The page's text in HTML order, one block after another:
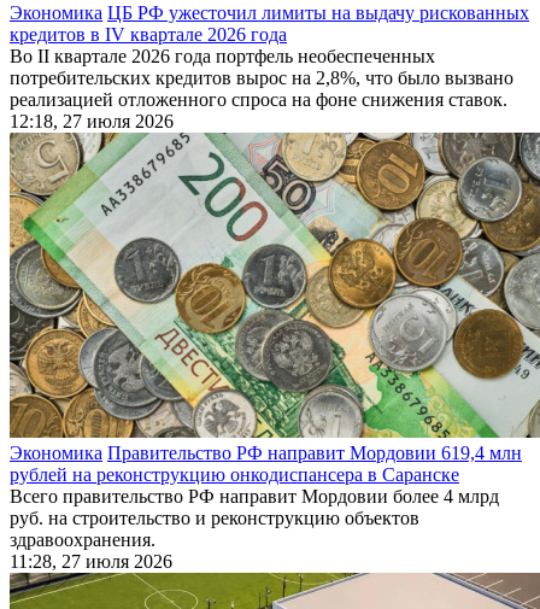
Экономика ЦБ РФ ужесточил лимиты на выдачу рискованных
кредитов в IV квартале 2026 года
Во II квартале 2026 года портфель необеспеченных
потребительских кредитов вырос на 2,8%, что было вызвано
реализацией отложенного спроса на фоне снижения ставок.
12:18, 27 июля 2026
Экономика Правительство РФ направит Мордовии 619,4 млн
рублей на реконструкцию онкодиспансера в Саранске
Всего правительство РФ направит Мордовии более 4 млрд
руб. на строительство и реконструкцию объектов
здравоохранения.
11:28, 27 июля 2026